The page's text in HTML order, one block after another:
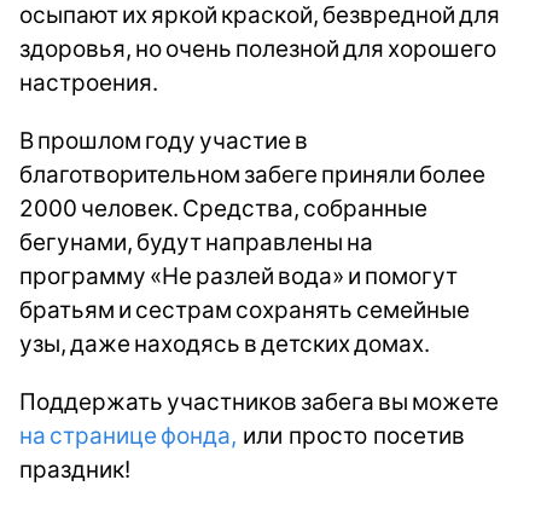
осыпают их яркой краской, безвредной для
здоровья, но очень полезной для хорошего
настроения.
В прошлом году участие в
благотворительном забеге приняли более
2000 человек. Средства, собранные
бегунами, будут направлены на
программу «Не разлей вода» и помогут
братьям и сестрам сохранять семейные
узы, даже находясь в детских домах.
Поддержать участников забега вы можете
на странице фонда, или просто посетив
праздник!